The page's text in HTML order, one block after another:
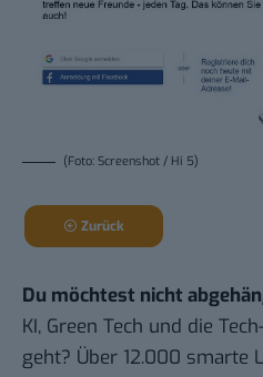
(Foto: Screenshot / Hi 5)
Zurück
Du möchtest nicht
KI, Green Tech und die
geht? Über 12.000 smarte